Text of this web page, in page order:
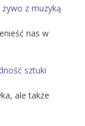
z muzyką
nas w
sztuki
ale także